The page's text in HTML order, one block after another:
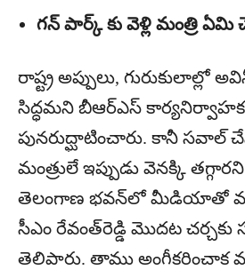
గన్ పార్క్ కు వెళ్లి మంత్రి ఏమి
రాష్ట్ర అప్పులు, గురుకులాల్లో
సిద్ధమని బీఆర్‌ఎస్‌ కార్యనిర్వాహక
పునరుద్ఘాటించారు. కానీ సవాల్
మంత్రులే ఇప్పుడు వెనక్కి
తెలంగాణ భవన్‌లో మీడియాతో
సీఎం రేవంత్‌రెడ్డి మొదట
తెలిపారు. తాము